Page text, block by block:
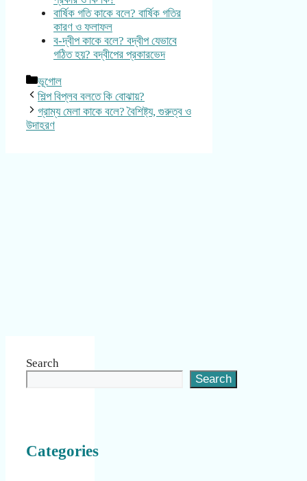
বার্ষিক গতি কাকে বলে? বার্ষিক গতির
কারণ ও ফলাফল
ব-দ্বীপ কাকে বলে? বদ্বীপ যেভাবে
গঠিত হয়? বদ্বীপের প্রকারভেদ
Categories
ভূগোল
শিল্প বিপ্লব বলতে কি বোঝায়?
গ্রাম্য মেলা কাকে বলে? বৈশিষ্ট্য, গুরুত্ব ও
উদাহরণ
Search
Search
Categories